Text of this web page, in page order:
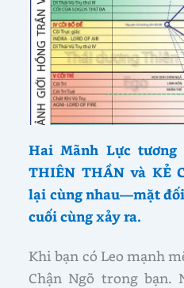
Hai Mãnh Lực
THIÊN THẦN và KẺ
lại cùng nhau—mặt
cuối cùng xảy ra.
Khi bạn có Leo mạnh
Chận Ngõ trong bạn.